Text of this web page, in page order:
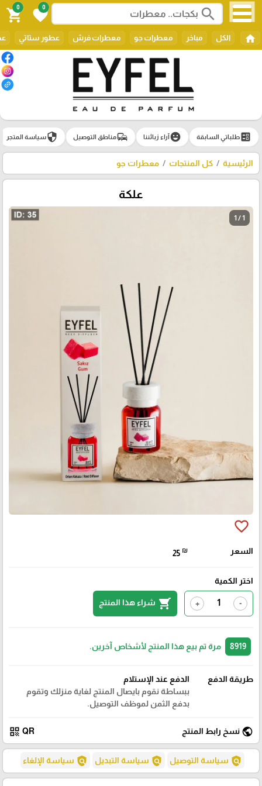
search
0
favorite
0
shopping_cart
home الكل مباخر معطرات جو معطرات فرش عطور ستاتي
ballotطلباتي السابقة emoji_emotionsآراء زبائننا commuteمناطق التوصيل securityسياسة المتجر
الرئيسية كل المنتجات معطرات جو
علكة
1 / 1
favorite_border
السعر 25 ₪
اختر الكمية
-
+
shopping_cart شراء هذا المنتج
مرة تم بيع هذا المنتج لأشخاص آخرين.
طريقة الدفع
الدفع عند الإستلام
ببساطة نقوم بايصال المنتج لغاية منزلك وتقوم
بدفع الثمن لموظف التوصيل.
public نسخ رابط المنتج QR
qr_code
policy سياسة التوصيل policy سياسة التبديل policy سياسة الإلغاء